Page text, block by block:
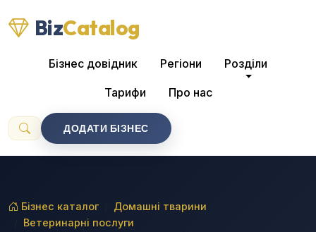
BizCatalog
Бізнес довідник Регіони Розділи
Тарифи Про нас
ДОДАТИ БІЗНЕС
Бізнес каталог
Домашні тварини
Ветеринарні послуги